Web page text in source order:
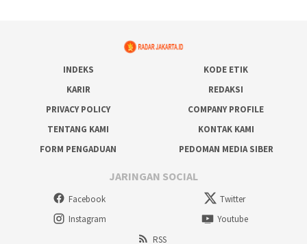
INDEKS
KODE ETIK
KARIR
REDAKSI
PRIVACY POLICY
COMPANY PROFILE
TENTANG KAMI
KONTAK KAMI
FORM PENGADUAN
PEDOMAN MEDIA SIBER
JARINGAN SOCIAL
Facebook
Twitter
Instagram
Youtube
RSS